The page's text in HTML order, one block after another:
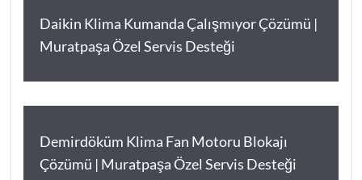
Daikin Klima Kumanda Çalışmıyor Çözümü |
Muratpaşa Özel Servis Desteği
Demirdöküm Klima Fan Motoru Blokajı
Çözümü | Muratpaşa Özel Servis Desteği